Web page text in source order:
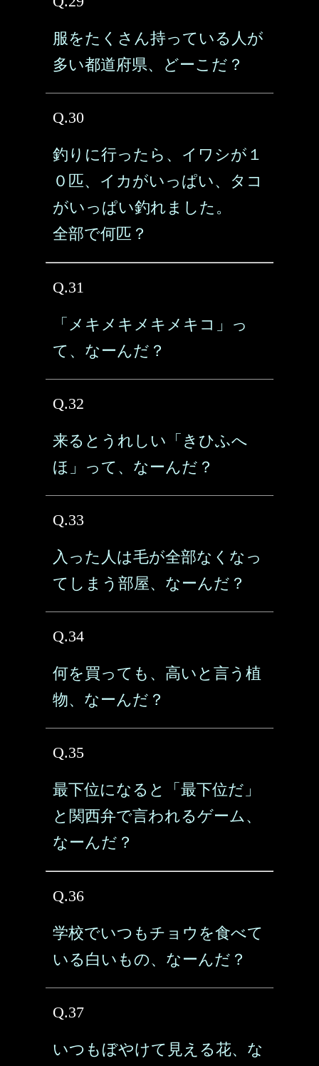
服をたくさん持っている人が
多い都道府県、どーこだ？
Q.30
釣りに行ったら、イワシが１
０匹、イカがいっぱい、タコ
がいっぱい釣れました。
全部で何匹？
Q.31
「メキメキメキメキコ」っ
て、なーんだ？
Q.32
来るとうれしい「きひふへ
ほ」って、なーんだ？
Q.33
入った人は毛が全部なくなっ
てしまう部屋、なーんだ？
Q.34
何を買っても、高いと言う植
物、なーんだ？
Q.35
最下位になると「最下位だ」
と関西弁で言われるゲーム、
なーんだ？
Q.36
学校でいつもチョウを食べて
いる白いもの、なーんだ？
Q.37
いつもぼやけて見える花、な